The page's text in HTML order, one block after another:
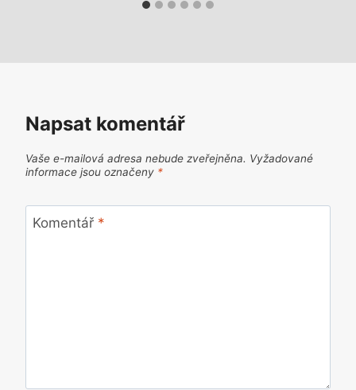
Napsat komentář
Vaše e-mailová adresa nebude zveřejněna. Vyžadované
informace jsou označeny *
Komentář *